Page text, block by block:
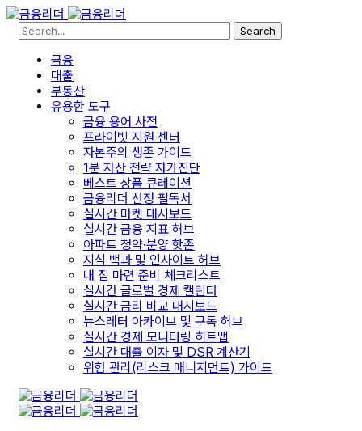
Search
금융
대출
부동산
유용한 도구
금융 용어 사전
프라이빗 지원 센터
자본주의 생존 가이드
1분 자산 전략 자가진단
베스트 상품 큐레이션
금융리더 선정 필독서
실시간 마켓 대시보드
실시간 금융 지표 허브
아파트 청약·분양 핫존
지식 백과 및 인사이트 허브
내 집 마련 준비 체크리스트
실시간 글로벌 경제 캘린더
실시간 금리 비교 대시보드
뉴스레터 아카이브 및 구독 허브
실시간 경제 모니터링 히트맵
실시간 대출 이자 및 DSR 계산기
위험 관리(리스크 매니지먼트) 가이드